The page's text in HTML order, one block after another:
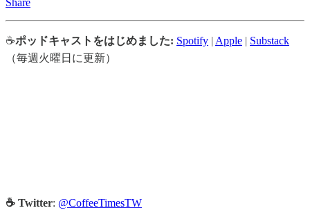
Share
☕ポッドキャストをはじめました: Spotify | Apple | Substack
（毎週火曜日に更新）
☕ Twitter: @CoffeeTimesTW